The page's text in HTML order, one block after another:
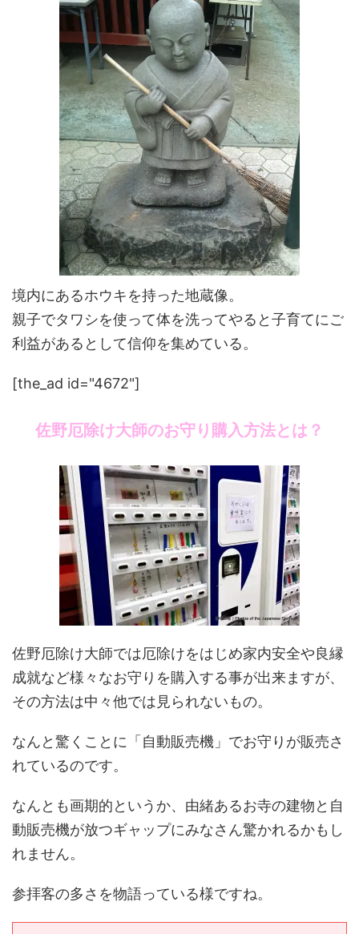
境内にあるホウキを持った地蔵像。
親子でタワシを使って体を洗ってやると子育てにご
利益があるとして信仰を集めている。
[the_ad id="4672"]
佐野厄除け大師のお守り購入方法とは？
佐野厄除け大師では厄除けをはじめ家内安全や良縁
成就など様々なお守りを購入する事が出来ますが、
その方法は中々他では見られないもの。
なんと驚くことに「自動販売機」でお守りが販売さ
れているのです。
なんとも画期的というか、由緒あるお寺の建物と自
動販売機が放つギャップにみなさん驚かれるかもし
れません。
参拝客の多さを物語っている様ですね。